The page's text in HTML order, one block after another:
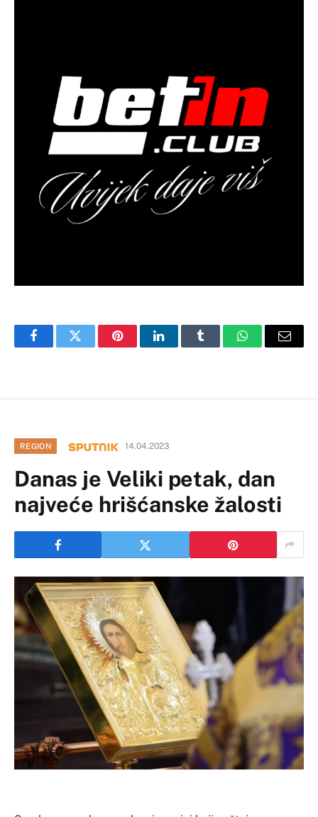
FacebookTwitter PinterestLinkedInTumblr WhatsAppEmail
REGION 14.04.2023
Danas je Veliki petak, dan
najveće hrišćanske žalosti